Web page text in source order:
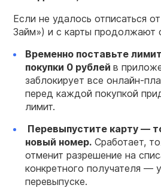
Если не удалось отписаться
Займ») и с карты продолжают
Временно поставьте
покупки 0 рублей в
заблокирует все онлайн-
перед каждой покупкой
лимит.
Перевыпустите карту —
новый номер. Сработает,
отменит разрешение на
конкретного получателя —
перевыпуске.